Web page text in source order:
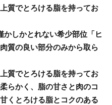
質でとろける脂を持ってお
かしかとれない希少部位「ヒ
質の良い部分のみから取ら
質でとろける脂を持ってお
らかく、脂の甘さと肉のコ
くとろける脂とコクのある